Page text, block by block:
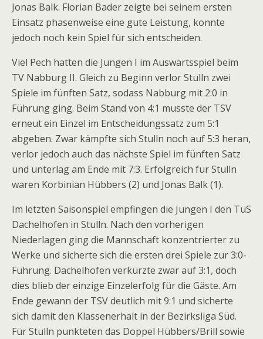
Jonas Balk. Florian Bader zeigte bei seinem ersten
Einsatz phasenweise eine gute Leistung, konnte
jedoch noch kein Spiel für sich entscheiden.
Viel Pech hatten die Jungen I im Auswärtsspiel beim
TV Nabburg II. Gleich zu Beginn verlor Stulln zwei
Spiele im fünften Satz, sodass Nabburg mit 2:0 in
Führung ging. Beim Stand von 4:1 musste der TSV
erneut ein Einzel im Entscheidungssatz zum 5:1
abgeben. Zwar kämpfte sich Stulln noch auf 5:3 heran,
verlor jedoch auch das nächste Spiel im fünften Satz
und unterlag am Ende mit 7:3. Erfolgreich für Stulln
waren Korbinian Hübbers (2) und Jonas Balk (1).
Im letzten Saisonspiel empfingen die Jungen I den TuS
Dachelhofen in Stulln. Nach den vorherigen
Niederlagen ging die Mannschaft konzentrierter zu
Werke und sicherte sich die ersten drei Spiele zur 3:0-
Führung. Dachelhofen verkürzte zwar auf 3:1, doch
dies blieb der einzige Einzelerfolg für die Gäste. Am
Ende gewann der TSV deutlich mit 9:1 und sicherte
sich damit den Klassenerhalt in der Bezirksliga Süd.
Für Stulln punkteten das Doppel Hübbers/Brill sowie